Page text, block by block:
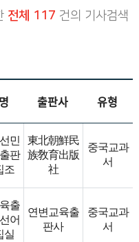
전체 117 건의 기사검색
출판사 유형
민
판
조
東北朝鮮民
族敎育出版
社
중국교과
서
출
어
실
연변교육출
판사
중국교과
서